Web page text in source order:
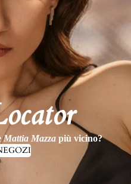
Mattia Mazza più vicino?